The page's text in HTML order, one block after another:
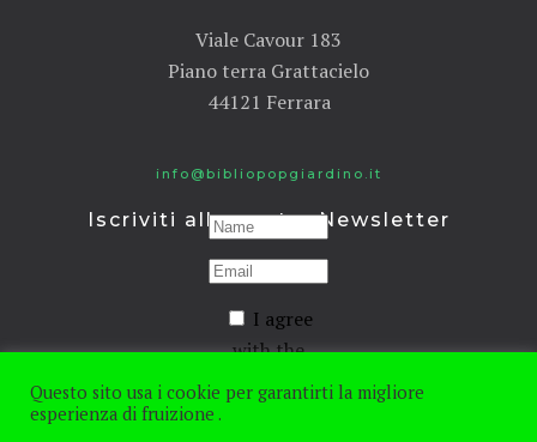
Viale Cavour 183
Piano terra Grattacielo
44121 Ferrara
info@bibliopopgiardino.it
Iscriviti alla nostra Newsletter
I agree
with the
policy
Questo sito usa i cookie per garantirti la migliore
esperienza di fruizione .